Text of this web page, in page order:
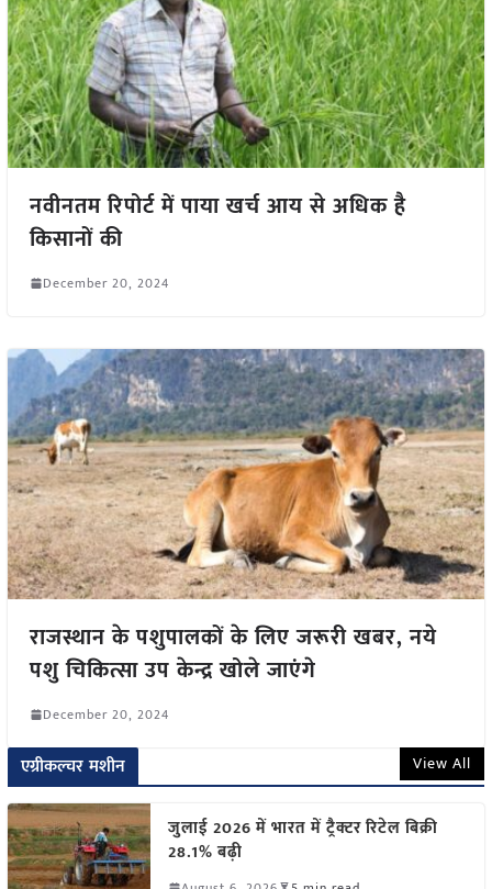
नवीनतम रिपोर्ट में पाया खर्च आय से अधिक है
किसानों की
December 20, 2024
राजस्थान के पशुपालकों के लिए जरूरी खबर, नये
पशु चिकित्सा उप केन्द्र खोले जाएंगे
December 20, 2024
एग्रीकल्चर मशीन View All
जुलाई 2026 में भारत में ट्रैक्टर रिटेल बिक्री
28.1% बढ़ी